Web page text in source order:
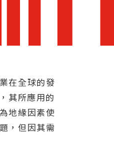
在全球的發
其所應用的
地緣因素使
，但因其需